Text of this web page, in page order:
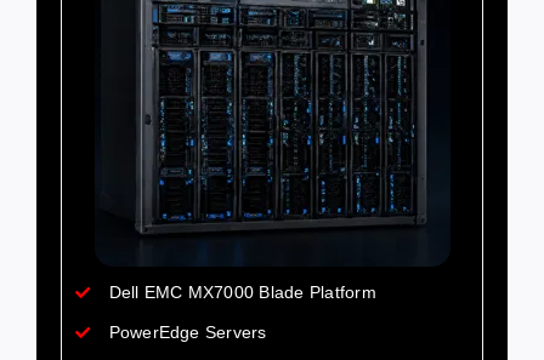
Dell EMC MX7000 Blade Platform
PowerEdge Servers